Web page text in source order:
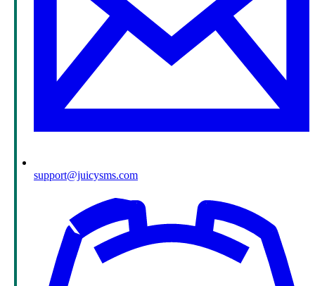
support@juicysms.com
This website uses cookies